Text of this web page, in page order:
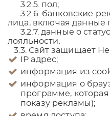
3.2.5. пол;
3.2.6. банковские
лица, включая данные
3.2.7. данные о
лояльности.
3.3. Сайт защищает
IP адрес;
информация из
информация о
программе,
показу рекламы);